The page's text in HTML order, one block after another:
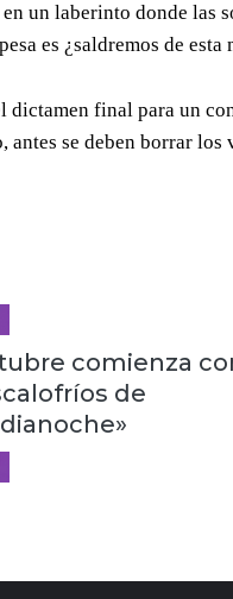
un laberinto donde las
es ¿saldremos de
dictamen final para un
antes se deben borrar
comienza
de